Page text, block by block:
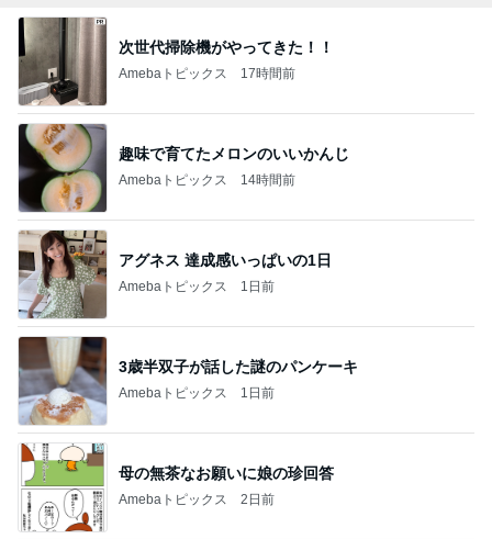
次世代掃除機がやってきた！！
Amebaトピックス 17時間前
趣味で育てたメロンのいいかんじ
Amebaトピックス 14時間前
アグネス 達成感いっぱいの1日
Amebaトピックス 1日前
3歳半双子が話した謎のパンケーキ
Amebaトピックス 1日前
母の無茶なお願いに娘の珍回答
Amebaトピックス 2日前